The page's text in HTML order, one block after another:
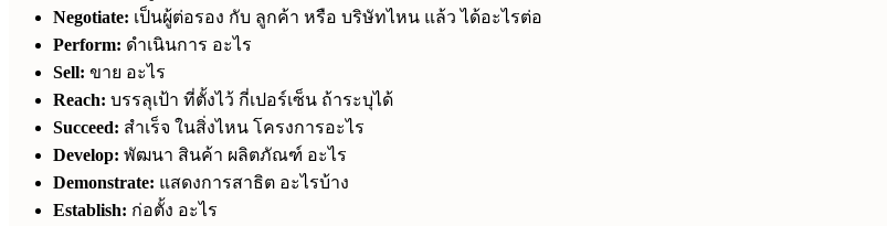
Negotiate: เป็นผู้ต่อรอง กับ ลูกค้า หรือ บริษัทไหน แล้ว ได้อะไรต่อ
Perform: ดำเนินการ อะไร
Sell: ขาย อะไร
Reach: บรรลุเป้า ที่ตั้งไว้ กี่เปอร์เซ็น ถ้าระบุได้
Succeed: สำเร็จ ในสิ่งไหน โครงการอะไร
Develop: พัฒนา สินค้า ผลิตภัณฑ์ อะไร
Demonstrate: แสดงการสาธิต อะไรบ้าง
Establish: ก่อตั้ง อะไร